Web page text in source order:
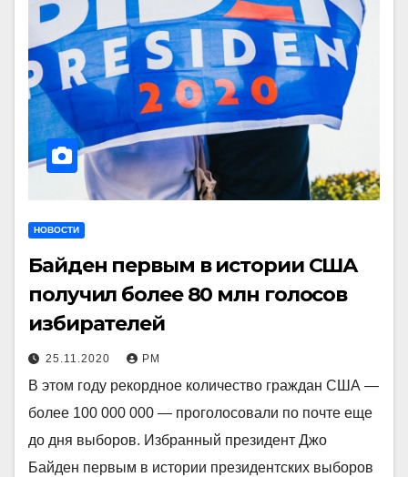
НОВОСТИ
Байден первым в истории США
получил более 80 млн голосов
избирателей
25.11.2020 РМ
В этом году рекордное количество граждан США —
более 100 000 000 — проголосовали по почте еще
до дня выборов. Избранный президент Джо
Байден первым в истории президентских выборов